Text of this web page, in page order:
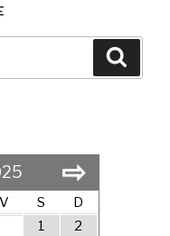
⇨
V S
D
1
2